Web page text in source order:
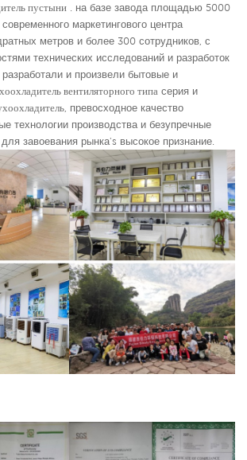
пустыни . на базе завода площадью 5000
маркетингового центра
метров и более 300 сотрудников, с
технических исследований и разработок
и произвели бытовые и
вентиляторного типа серия и
превосходное качество
технологии производства и безупречные
завоевания рынка's высокое признание.